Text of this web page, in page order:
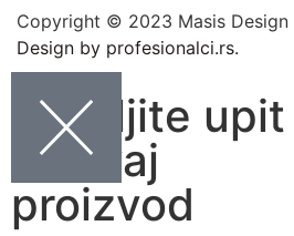
Copyright © 2023 Masis Design
Design by profesionalci.rs.
Pošaljite upit
za ovaj
proizvod